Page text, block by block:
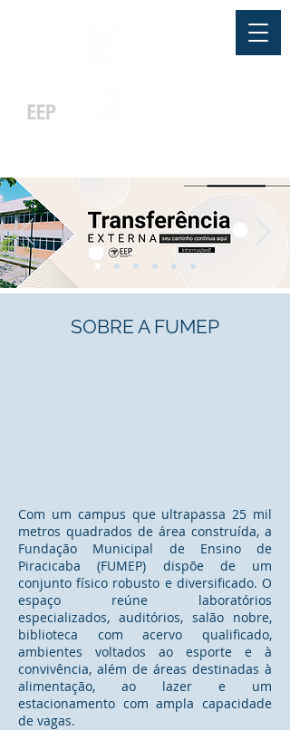
Informações!!!
SOBRE A FUMEP
Com um campus que ultrapassa 25 mil
metros quadrados de área construída, a
Fundação Municipal de Ensino de
Piracicaba (FUMEP) dispõe de um
conjunto físico robusto e diversificado. O
espaço reúne laboratórios
especializados, auditórios, salão nobre,
biblioteca com acervo qualificado,
ambientes voltados ao esporte e à
convivência, além de áreas destinadas à
alimentação, ao lazer e um
estacionamento com ampla capacidade
de vagas.